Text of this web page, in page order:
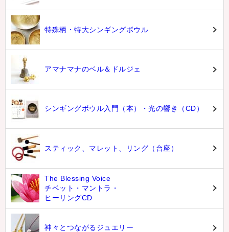
特殊柄・特大シンギングボウル
アマナマナのベル＆ドルジェ
シンギングボウル入門（本）・光の響き（CD）
スティック、マレット、リング（台座）
The Blessing Voice
チベット・マントラ・
ヒーリングCD
神々とつながるジュエリー